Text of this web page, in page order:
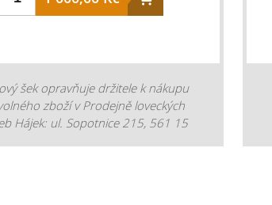
šek opravňuje držitele k nákupu
zboží v Prodejně loveckých
Hájek: ul. Sopotnice 215, 561 15